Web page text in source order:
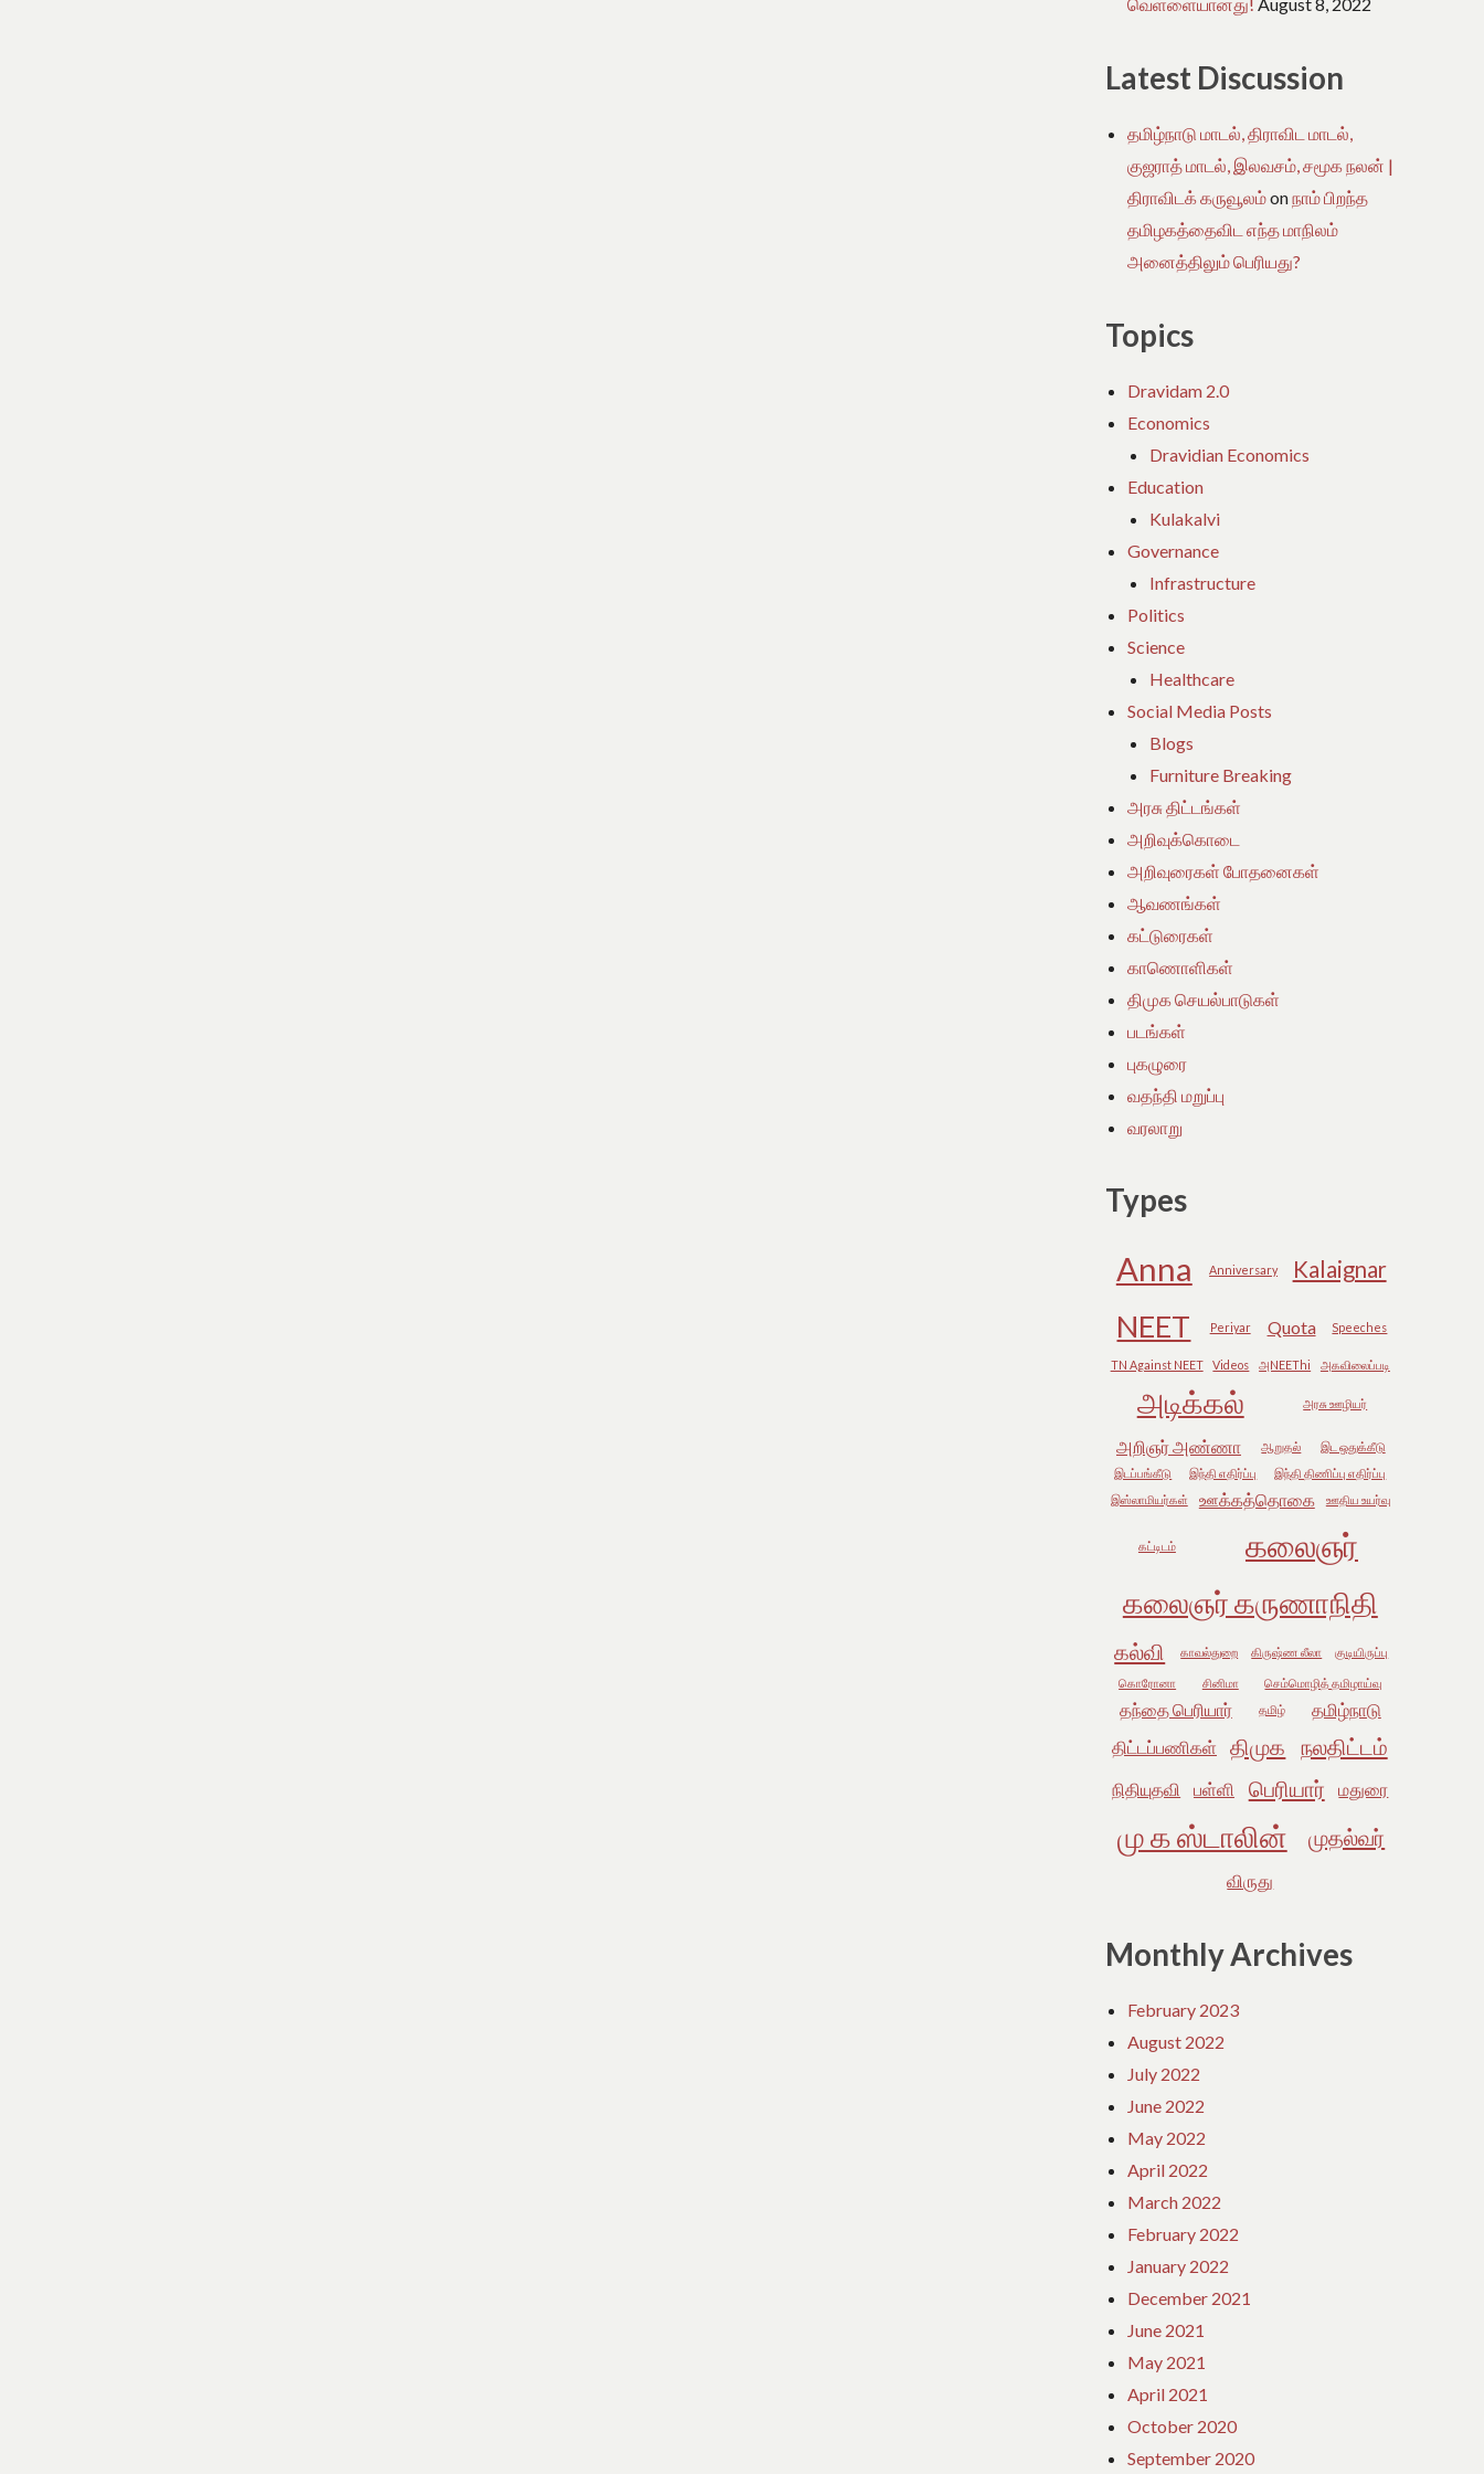
வெள்ளையானது! August 8, 2022
Latest Discussion
தமிழ்நாடு மாடல், திராவிட மாடல்,
குஜராத் மாடல், இலவசம், சமூக நலன் |
திராவிடக் கருவூலம்onநாம் பிறந்த
தமிழகத்தைவிட எந்த மாநிலம்
அனைத்திலும் பெரியது?
Topics
Dravidam 2.0
Economics
Dravidian Economics
Education
Kulakalvi
Governance
Infrastructure
Politics
Science
Healthcare
Social Media Posts
Blogs
Furniture Breaking
அரசு திட்டங்கள்
அறிவுக்கொடை
அறிவுரைகள் போதனைகள்
ஆவணங்கள்
கட்டுரைகள்
காணொளிகள்
திமுக செயல்பாடுகள்
படங்கள்
புகழுரை
வதந்தி மறுப்பு
வரலாறு
Types
Anna Anniversary Kalaignar
NEET Periyar Quota Speeches
TN Against NEET Videos அNEEThi அகவிலைப்படி
அடிக்கல் அரசு ஊழியர்
அறிஞர் அண்ணா ஆறுதல்
இட ஒதுக்கீடு
இடப்பங்கீடு
இந்தி எதிர்ப்பு
இந்தி திணிப்பு எதிர்ப்பு
இஸ்லாமியர்கள்
ஊக்கத்தொகை ஊதிய உயர்வு
கட்டிடம் கலைஞர்
கலைஞர் கருணாநிதி
கல்வி காவல்துறை கிருஷ்ண லீலா குடியிருப்பு
கொரோனா சினிமா செம்மொழித் தமிழாய்வு
தந்தை பெரியார் தமிழ்
தமிழ்நாடு
திட்டப்பணிகள்
திமுக நலதிட்டம்
நிதியுதவி பள்ளி பெரியார் மதுரை
மு க ஸ்டாலின் முதல்வர்
விருது
Monthly Archives
February 2023
August 2022
July 2022
June 2022
May 2022
April 2022
March 2022
February 2022
January 2022
December 2021
June 2021
May 2021
April 2021
October 2020
September 2020